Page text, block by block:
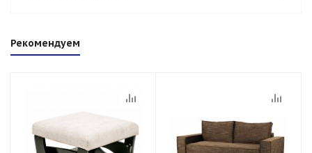
Рекомендуем